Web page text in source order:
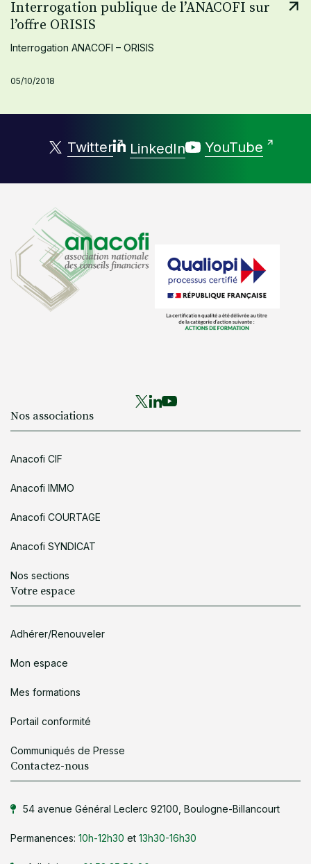
Interrogation publique de l’ANACOFI sur
l’offre ORISIS
Interrogation ANACOFI – ORISIS
05/10/2018
Twitter LinkedIn YouTube
Nos associations
Anacofi CIF
Anacofi IMMO
Anacofi COURTAGE
Anacofi SYNDICAT
Nos sections
Votre espace
Adhérer/Renouveler
Mon espace
Mes formations
Portail conformité
Communiqués de Presse
Contactez-nous
54 avenue Général Leclerc 92100, Boulogne-Billancourt
Permanences: 10h-12h30 et 13h30-16h30